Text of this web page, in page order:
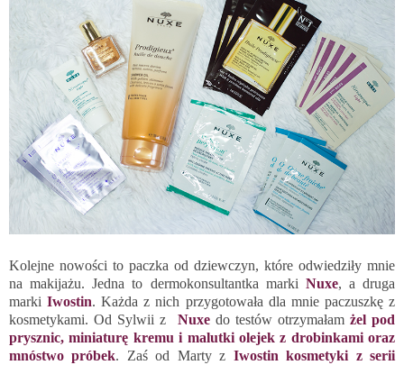
Kolejne nowości to paczka od dziewczyn, które odwiedziły mnie
na makijażu. Jedna to dermokonsultantka marki Nuxe, a druga
markiIwostin. Każda z nich przygotowała dla mnie paczuszkę z
kosmetykami. Od Sylwii z Nuxedo testów otrzymałam żel pod
prysznic, miniaturę kremu i malutki olejek z drobinkami oraz
mnóstwo próbek. Zaś od Marty z Iwostin kosmetyki z serii